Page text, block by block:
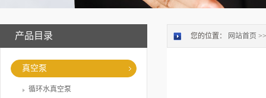
产品目录
真空泵
循环水真空泵
您的位置： 网站首页